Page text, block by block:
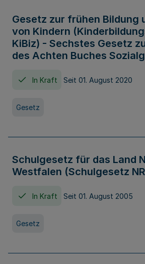
Gesetz zur frühen Bildung
von Kindern
KiBiz) - Sechstes Gesetz
des Achten Buches
In Kraft Seit 01. August 2020
Gesetz
Schulgesetz für das Land
Westfalen (Schulgesetz
In Kraft Seit 01. August 2005
Gesetz